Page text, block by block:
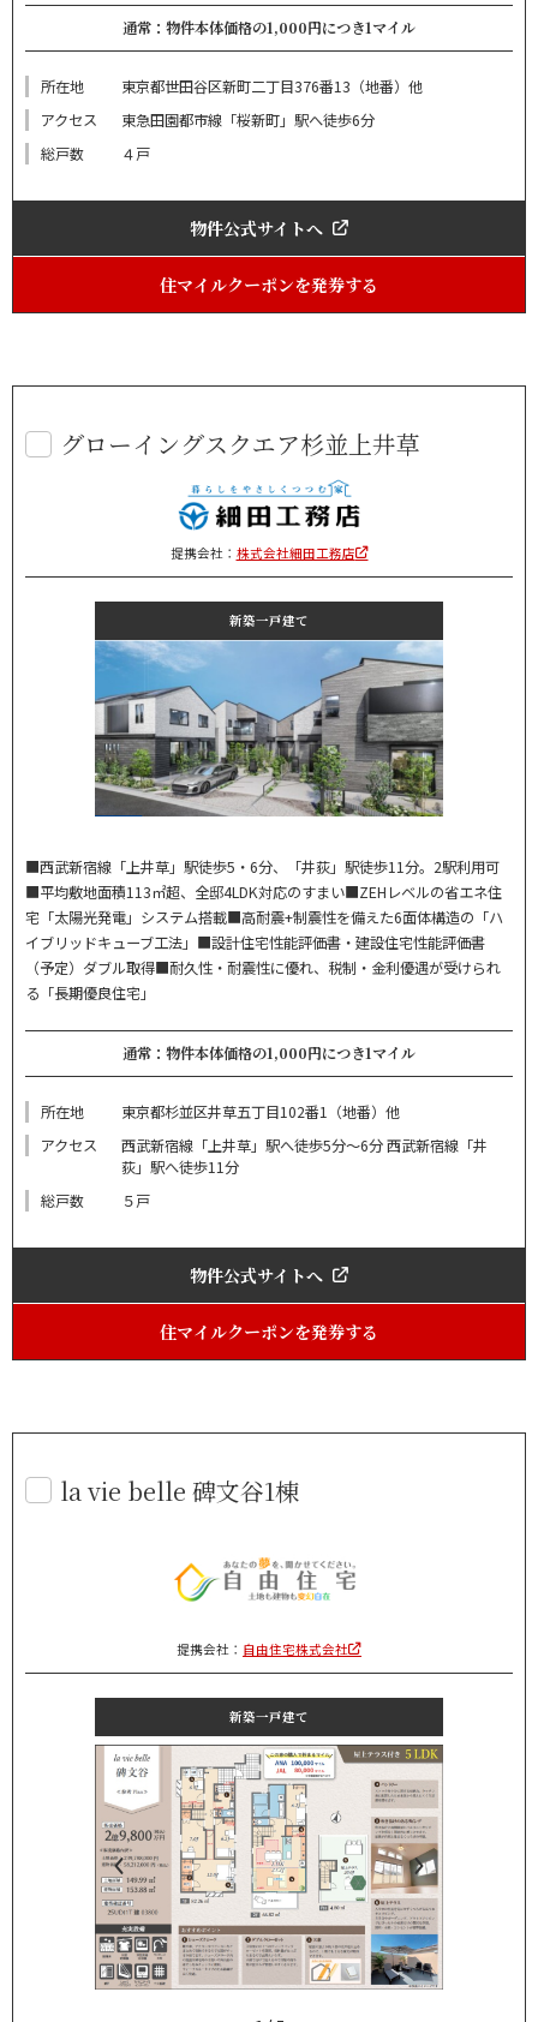
通常：物件本体価格の1,000円につき1マイル
所在地
東京都世田谷区新町二丁目376番13（地番）他
アクセス
東急田園都市線「桜新町」駅へ徒歩6分
総戸数
４戸
物件公式サイトへ
住マイルクーポンを発券する
グローイングスクエア杉並上井草
提携会社： 株式会社細田工務店
新築一戸建て
■西武新宿線「上井草」駅徒歩5・6分、「井荻」駅徒歩11分。2駅利用可
■平均敷地面積113㎡超、全邸4LDK対応のすまい■ZEHレベルの省エネ住
宅「太陽光発電」システム搭載■高耐震+制震性を備えた6面体構造の「ハ
イブリッドキューブ工法」■設計住宅性能評価書・建設住宅性能評価書
（予定）ダブル取得■耐久性・耐震性に優れ、税制・金利優遇が受けられ
る「長期優良住宅」
通常：物件本体価格の1,000円につき1マイル
所在地
東京都杉並区井草五丁目102番1（地番）他
アクセス
西武新宿線「上井草」駅へ徒歩5分～6分 西武新宿線「井
荻」駅へ徒歩11分
総戸数
５戸
物件公式サイトへ
住マイルクーポンを発券する
la vie belle 碑文谷1棟
提携会社： 自由住宅株式会社
新築一戸建て